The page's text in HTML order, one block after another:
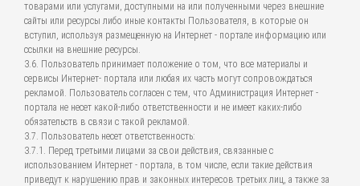
товарами или услугами, доступными на или полученными через внешние
сайты или ресурсы либо иные контакты Пользователя, в которые он
вступил, используя размещенную на Интернет - портале информацию или
ссылки на внешние ресурсы.
3.6. Пользователь принимает положение о том, что все материалы и
сервисы Интернет- портала или любая их часть могут сопровождаться
рекламой. Пользователь согласен с тем, что Администрация Интернет -
портала не несет какой-либо ответственности и не имеет каких-либо
обязательств в связи с такой рекламой.
3.7. Пользователь несет ответственность:
3.7.1. Перед третьими лицами за свои действия, связанные с
использованием Интернет - портала, в том числе, если такие действия
приведут к нарушению прав и законных интересов третьих лиц, а также за